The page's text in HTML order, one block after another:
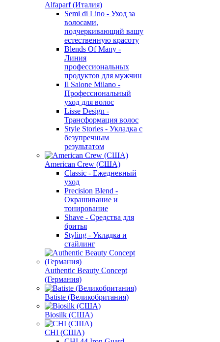
Alfaparf (Италия)
Semi di Lino - Уход за
волосами,
подчеркивающий вашу
естественную красоту
Blends Of Many -
Линия
профессиональных
продуктов для мужчин
Il Salone Milano -
Профессиональный
уход для волос
Lisse Design -
Трансформация волос
Style Stories - Укладка с
безупречным
результатом
American Crew (США)
Classic - Ежедневный
уход
Precision Blend -
Окрашивание и
тонирование
Shave - Средства для
бритья
Styling - Укладка и
стайлинг
Authentic Beauty Concept
(Германия)
Batiste (Великобритания)
Biosilk (США)
CHI (США)